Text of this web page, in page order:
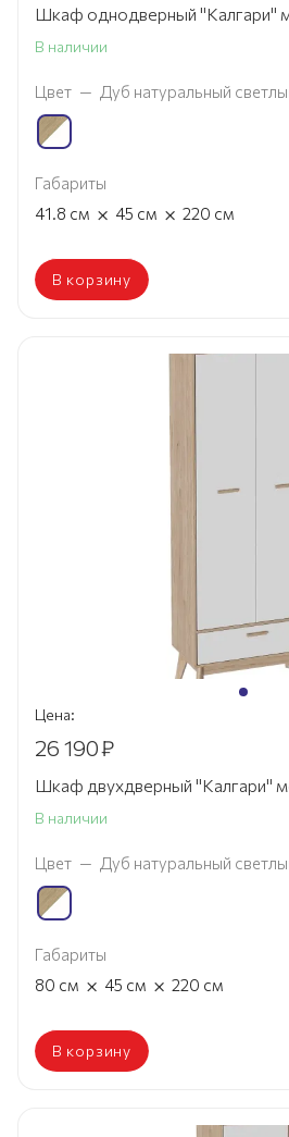
Шкаф однодверный "Калгари"
В наличии
Цвет — Дуб натуральный
Габариты
41.8 см × 45 см × 220 см
В корзину
Цена:
26 190₽
Шкаф двухдверный "Калгари"
В наличии
Цвет — Дуб натуральный
Габариты
80 см × 45 см × 220 см
В корзину